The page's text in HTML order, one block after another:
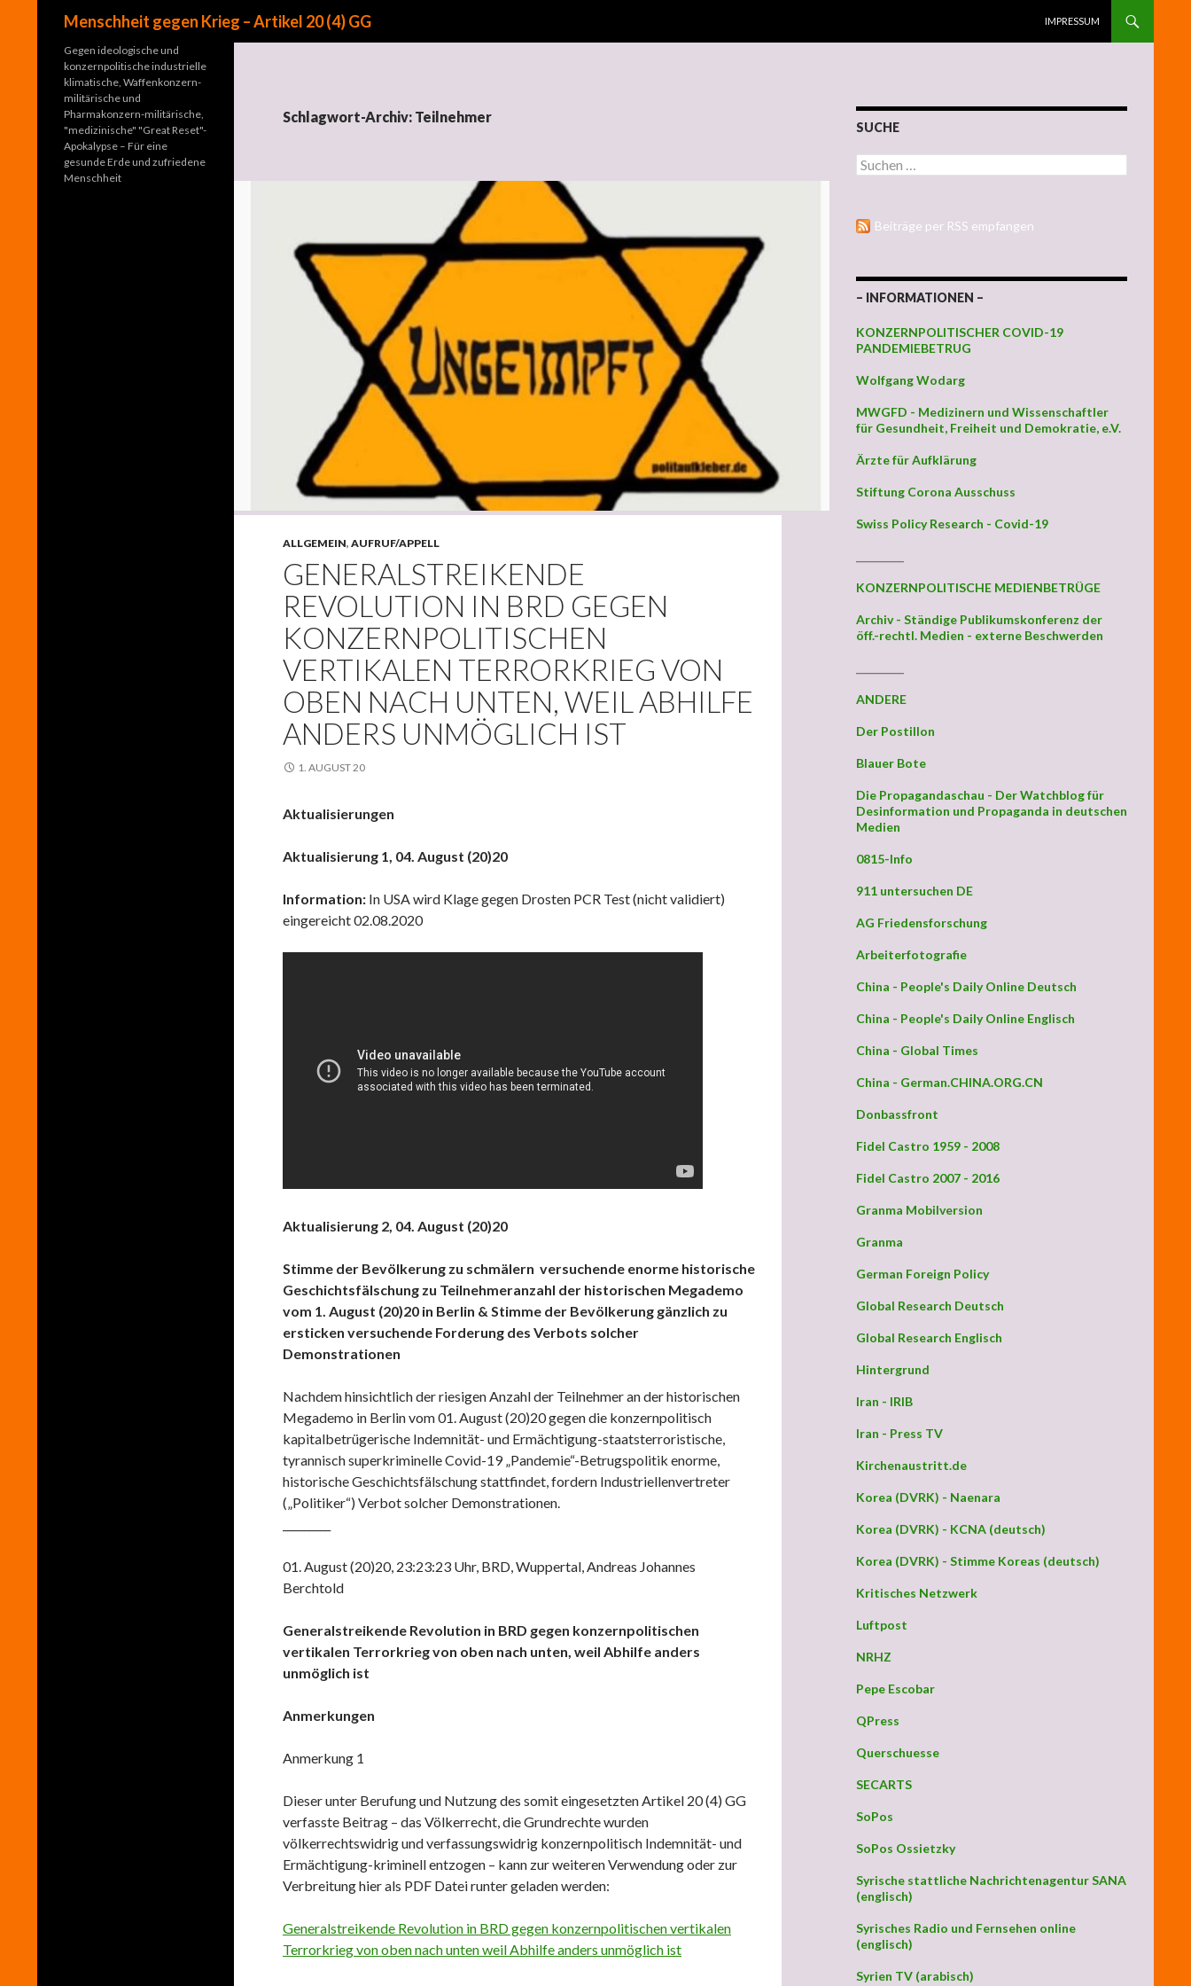
Menschheit gegen Krieg – Artikel 20 (4) GG
IMPRESSUM
Schlagwort-Archiv: Teilnehmer
ALLGEMEIN, AUFRUF/APPELL
GENERALSTREIKENDE
REVOLUTION IN BRD GEGEN
KONZERNPOLITISCHEN
VERTIKALEN TERRORKRIEG VON
OBEN NACH UNTEN, WEIL ABHILFE
ANDERS UNMÖGLICH IST
1. AUGUST 20
Aktualisierungen
Aktualisierung 1, 04. August (20)20
Information: In USA wird Klage gegen Drosten PCR Test (nicht validiert)
eingereicht 02.08.2020
Aktualisierung 2, 04. August (20)20
Stimme der Bevölkerung zu schmälern versuchende enorme historische
Geschichtsfälschung zu Teilnehmeranzahl der historischen Megademo
vom 1. August (20)20 in Berlin & Stimme der Bevölkerung gänzlich zu
ersticken versuchende Forderung des Verbots solcher
Demonstrationen
Nachdem hinsichtlich der riesigen Anzahl der Teilnehmer an der historischen
Megademo in Berlin vom 01. August (20)20 gegen die konzernpolitisch
kapitalbetrügerische Indemnität- und Ermächtigung-staatsterroristische,
tyrannisch superkriminelle Covid-19 „Pandemie“-Betrugspolitik enorme,
historische Geschichtsfälschung stattfindet, fordern Industriellenvertreter
(„Politiker“) Verbot solcher Demonstrationen.
01. August (20)20, 23:23:23 Uhr, BRD, Wuppertal, Andreas Johannes
Berchtold
Generalstreikende Revolution in BRD gegen konzernpolitischen
vertikalen Terrorkrieg von oben nach unten, weil Abhilfe anders
unmöglich ist
Anmerkungen
Anmerkung 1
Dieser unter Berufung und Nutzung des somit eingesetzten Artikel 20 (4) GG
verfasste Beitrag – das Völkerrecht, die Grundrechte wurden
völkerrechtswidrig und verfassungswidrig konzernpolitisch Indemnität- und
Ermächtigung-kriminell entzogen – kann zur weiteren Verwendung oder zur
Verbreitung hier als PDF Datei runter geladen werden:
Generalstreikende Revolution in BRD gegen konzernpolitischen vertikalen
Terrorkrieg von oben nach unten weil Abhilfe anders unmöglich ist
SUCHE
Suchen nach:
Beiträge per RSS empfangen
– INFORMATIONEN –
KONZERNPOLITISCHER COVID-19
PANDEMIEBETRUG
Wolfgang Wodarg
MWGFD - Medizinern und Wissenschaftler
für Gesundheit, Freiheit und Demokratie, e.V.
Ärzte für Aufklärung
Stiftung Corona Ausschuss
Swiss Policy Research - Covid-19
KONZERNPOLITISCHE MEDIENBETRÜGE
Archiv - Ständige Publikumskonferenz der
öff.-rechtl. Medien - externe Beschwerden
ANDERE
Der Postillon
Blauer Bote
Die Propagandaschau - Der Watchblog für
Desinformation und Propaganda in deutschen
Medien
0815-Info
911 untersuchen DE
AG Friedensforschung
Arbeiterfotografie
China - People's Daily Online Deutsch
China - People's Daily Online Englisch
China - Global Times
China - German.CHINA.ORG.CN
Donbassfront
Fidel Castro 1959 - 2008
Fidel Castro 2007 - 2016
Granma Mobilversion
Granma
German Foreign Policy
Global Research Deutsch
Global Research Englisch
Hintergrund
Iran - IRIB
Iran - Press TV
Kirchenaustritt.de
Korea (DVRK) - Naenara
Korea (DVRK) - KCNA (deutsch)
Korea (DVRK) - Stimme Koreas (deutsch)
Kritisches Netzwerk
Luftpost
NRHZ
Pepe Escobar
QPress
Querschuesse
SECARTS
SoPos
SoPos Ossietzky
Syrische stattliche Nachrichtenagentur SANA
(englisch)
Syrisches Radio und Fernsehen online
(englisch)
Syrien TV (arabisch)
Gegen ideologische und
konzernpolitische industrielle
klimatische, Waffenkonzern-
militärische und
Pharmakonzern-militärische,
"medizinische" "Great Reset"-
Apokalypse – Für eine
gesunde Erde und zufriedene
Menschheit